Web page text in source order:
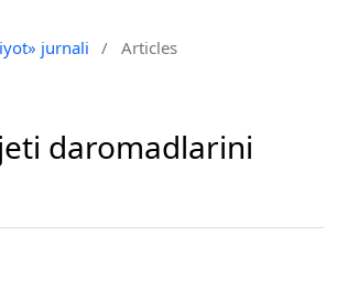
jurnali / Articles
daromadlarini